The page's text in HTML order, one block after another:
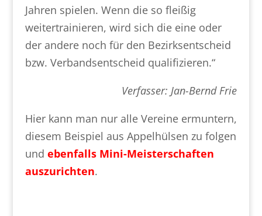
Jahren spielen. Wenn die so fleißig
weitertrainieren, wird sich die eine oder
der andere noch für den Bezirksentscheid
bzw. Verbandsentscheid qualifizieren.“
Verfasser: Jan-Bernd Frie
Hier kann man nur alle Vereine ermuntern,
diesem Beispiel aus Appelhülsen zu folgen
und ebenfalls Mini-Meisterschaften
auszurichten.